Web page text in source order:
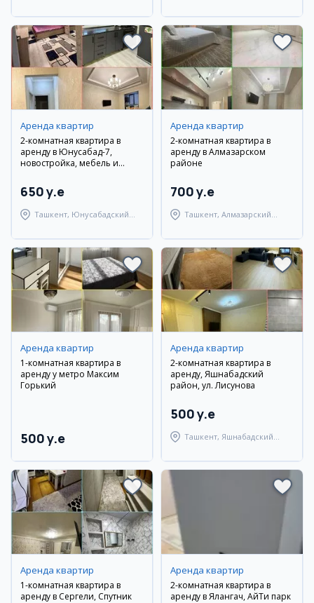
Аренда квартир
2-комнатная квартира в
аренду в Юнусабад-7,
новостройка, мебель и
650 y.e
Ташкент, Юнусабадский
Аренда квартир
2-комнатная квартира в
аренду в Алмазарском
районе
700 y.e
Ташкент, Алмазарский
Аренда квартир
1-комнатная квартира в
аренду у метро Максим
Горький
500 y.e
Аренда квартир
2-комнатная квартира в
аренду, Яшнабадский
район, ул. Лисунова
500 y.e
Ташкент, Яшнабадский
Аренда квартир
1-комнатная квартира в
аренду в Сергели, Спутник
Аренда квартир
2-комнатная квартира в
аренду в Ялангач, АйТи парк